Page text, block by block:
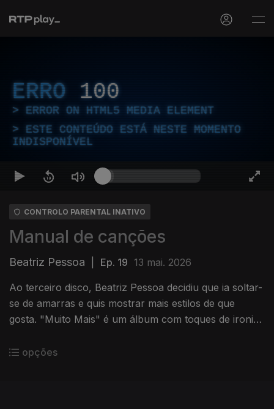
ERRO 100
ERROR ON HTML5 MEDIA ELEMENT
ESTE CONTEÚDO ESTÁ NESTE MOMENTO
INDISPONÍVEL
CONTROLO PARENTAL INATIVO
Manual de canções
Beatriz Pessoa Ep. 19 13 mai. 2026
Ao terceiro disco, Beatriz Pessoa decidiu que ia soltar-
se de amarras e quis mostrar mais estilos de que
gosta. "Muito Mais" é um álbum com toques de ironia,
superfície.
opções